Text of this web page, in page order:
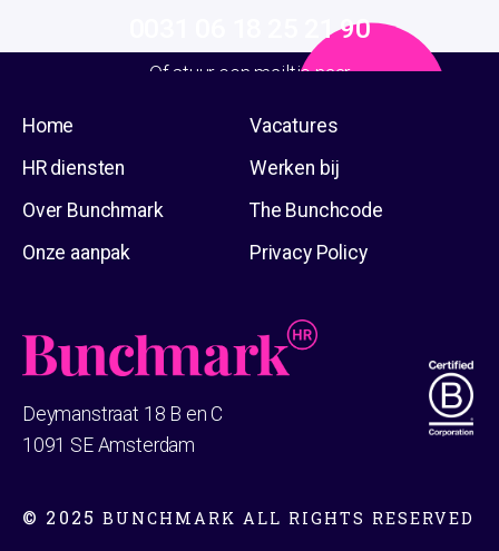
0031 06 18 25 21 90
Of stuur een mailtje naar
Deymanstraat 18 B en C
1091 SE Amsterdam
© 2025 BUNCHMARK ALL RIGHTS RESERVED
Home
HR diensten
Over Bunchmark
Onze aanpak
Vacatures
Werken bij
The Bunchcode
Privacy Policy